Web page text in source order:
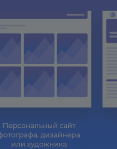
Решение установлено.
НАСТРОЙКА РЕШЕНИЯ